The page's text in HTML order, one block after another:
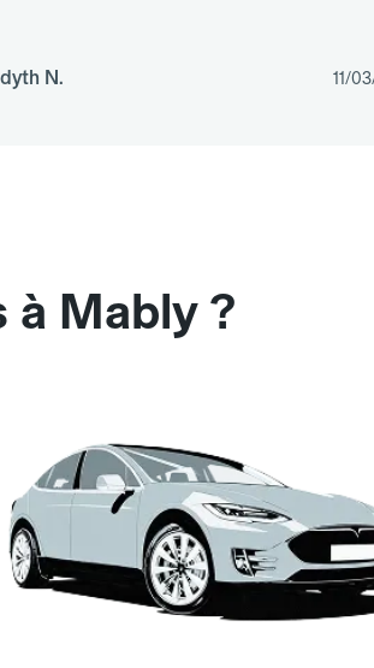
N. 11/
à Mably ?